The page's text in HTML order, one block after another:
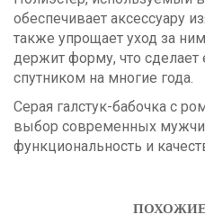
обеспечивает аксессуару
также упрощает уход за
держит форму, что
спутником на многие года.
Серая галстук-бабочка с
выбор современных
функциональность и